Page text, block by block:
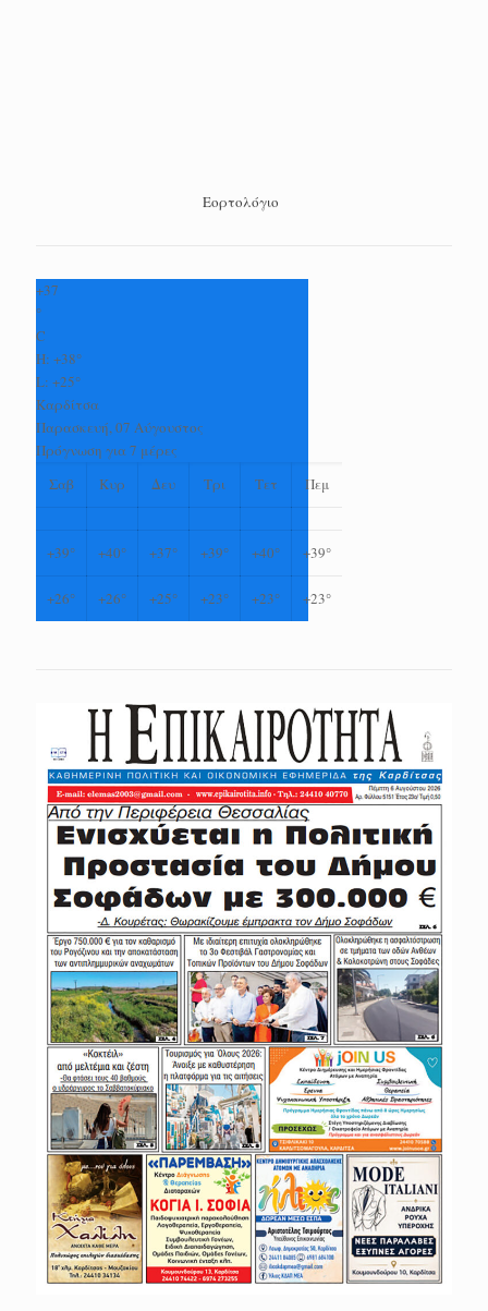
Εορτολόγιο
+37
°
C
H: +38°
L: +25°
Καρδίτσα
Παρασκευή, 07 Αύγουστος
Πρόγνωση για 7 μέρες
Σαβ
Κυρ Δευ Τρι Τετ Πεμ
+39° +40° +37° +39° +40° +39°
+26° +26° +25° +23° +23° +23°